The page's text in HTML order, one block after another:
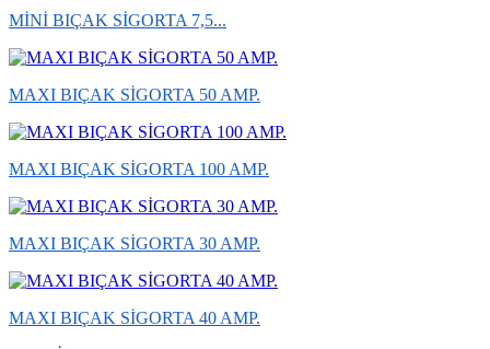
MİNİ BIÇAK SİGORTA 7,5...
MAXI BIÇAK SİGORTA 50 AMP.
MAXI BIÇAK SİGORTA 100 AMP.
MAXI BIÇAK SİGORTA 30 AMP.
MAXI BIÇAK SİGORTA 40 AMP.